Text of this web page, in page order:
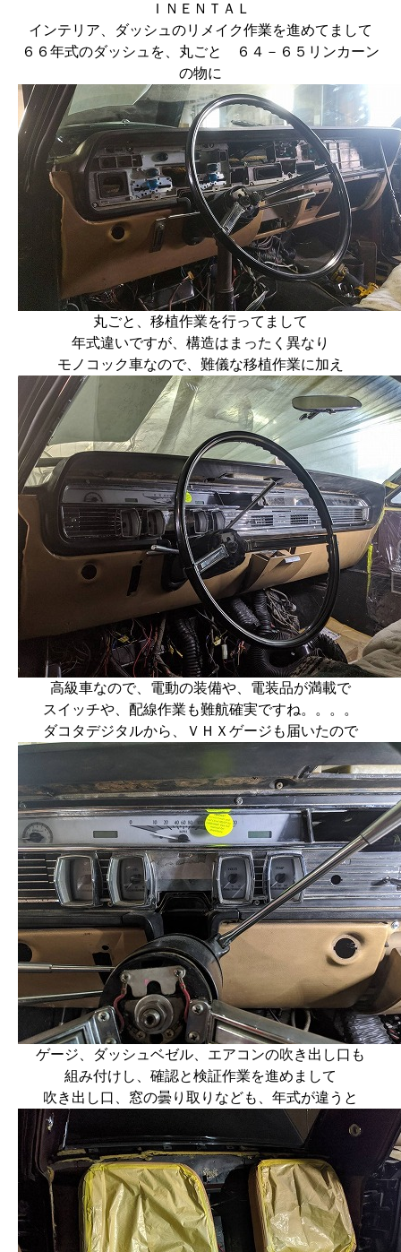
ＩＮＥＮＴＡＬ
インテリア、ダッシュのリメイク作業を進めてまして
６６年式のダッシュを、丸ごと ６４－６５リンカーン
の物に
丸ごと、移植作業を行ってまして
年式違いですが、構造はまったく異なり
モノコック車なので、難儀な移植作業に加え
高級車なので、電動の装備や、電装品が満載で
スイッチや、配線作業も難航確実ですね。。。。
ダコタデジタルから、ＶＨＸゲージも届いたので
ゲージ、ダッシュベゼル、エアコンの吹き出し口も
組み付けし、確認と検証作業を進めまして
吹き出し口、窓の曇り取りなども、年式が違うと